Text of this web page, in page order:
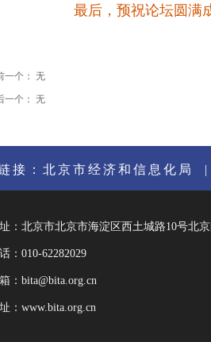
最后，预祝论坛圆满
一个： 无
一个： 无
： 北京市北京市海淀区西土城路10号北
： 010-62282029
： bita@bita.org.cn
： www.bita.org.cn
接： 北京市经济和信息化局